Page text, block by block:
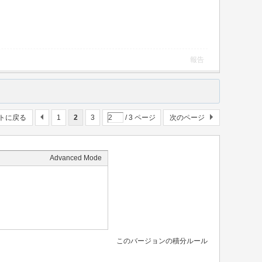
報告
1 2 3 / 3 ページ 次のページ
に戻る
Advanced Mode
このバージョンの積分ルール